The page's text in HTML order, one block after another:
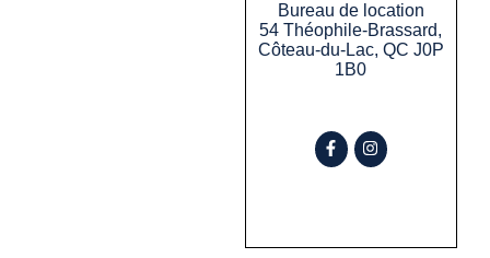
Bureau de location
54 Théophile-Brassard,
Côteau-du-Lac, QC J0P
1B0